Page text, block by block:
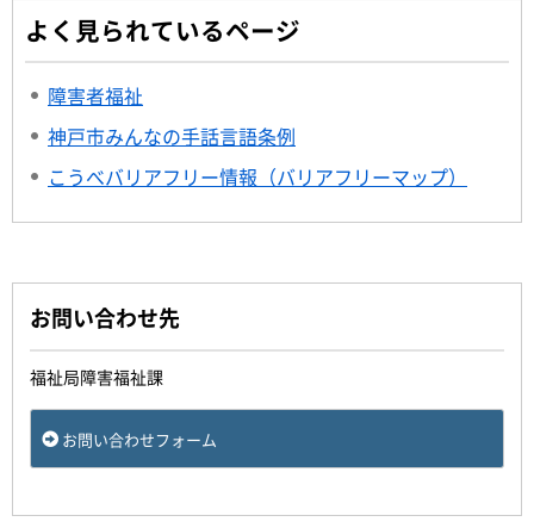
よく見られているページ
障害者福祉
神戸市みんなの手話言語条例
こうべバリアフリー情報（バリアフリーマップ）
お問い合わせ先
福祉局障害福祉課
お問い合わせフォーム